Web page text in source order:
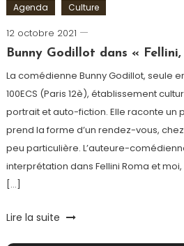
Agenda Culture
12 octobre 2021
Cédric
Cilia
Bunny Godillot dans «
La comédienne Bunny Godillot, seule
100ECS (Paris 12è), établissement
portrait et auto-fiction. Elle raconte un
prend la forme d’un rendez-vous,
peu particulière. L’auteure-
interprétation dans Fellini Roma et
[…]
Tagged
Lire la suite